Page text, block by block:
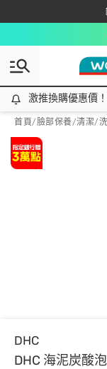
激推換購優惠價！立
激推換購優惠價
首頁/臉部保養/清潔/
DHC
DHC 海泥炭酸